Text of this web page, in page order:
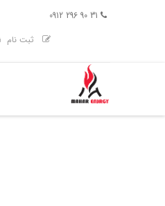
ثبت نام